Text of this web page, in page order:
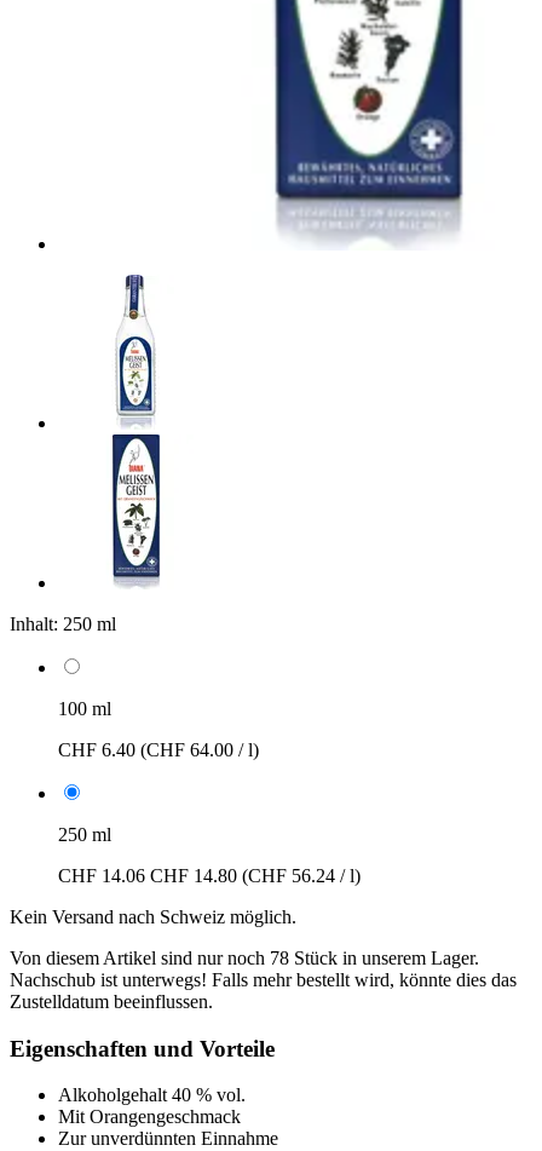
Inhalt: 250 ml
100 ml
CHF 6.40 (CHF 64.00 / l)
250 ml
CHF 14.06 CHF 14.80 (CHF 56.24 / l)
Kein Versand nach Schweiz möglich.
Von diesem Artikel sind nur noch 78 Stück in unserem Lager.
Nachschub ist unterwegs! Falls mehr bestellt wird, könnte dies das
Zustelldatum beeinflussen.
Eigenschaften und Vorteile
Alkoholgehalt 40 % vol.
Mit Orangengeschmack
Zur unverdünnten Einnahme